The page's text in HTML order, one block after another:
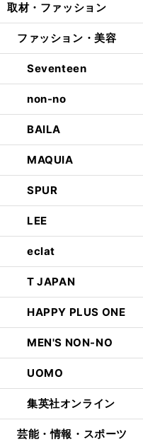
取材・ファッション
ファッション・美容
Seventeen
non-no
BAILA
MAQUIA
SPUR
LEE
eclat
T JAPAN
HAPPY PLUS ONE
MEN'S NON-NO
UOMO
集英社オンライン
芸能・情報・スポーツ